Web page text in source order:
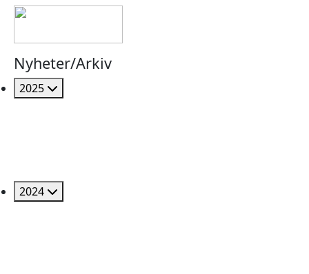
Nyheter/Arkiv
2025
2024